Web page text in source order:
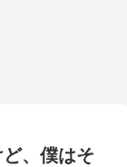
、僕はそ